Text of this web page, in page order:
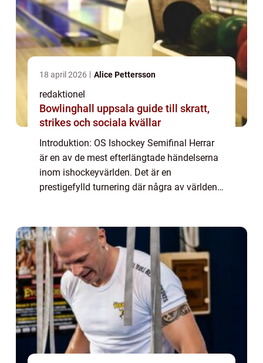
18 april 2026 Alice Pettersson
redaktionel
Bowlinghall uppsala guide till skratt,
strikes och sociala kvällar
Introduktion: OS Ishockey Semifinal Herrar
är en av de mest efterlängtade händelserna
inom ishockeyvärlden. Det är en
prestigefylld turnering där några av världens
kom...